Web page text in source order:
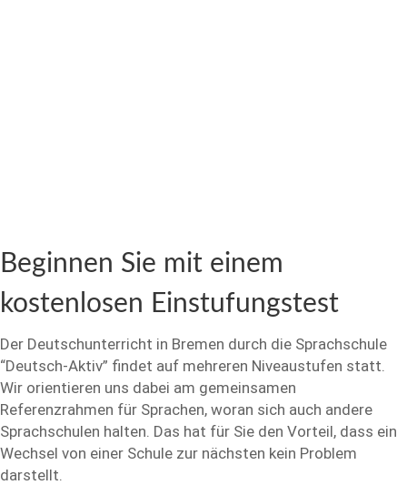
Beginnen Sie mit einem
kostenlosen Einstufungstest
Der Deutschunterricht in Bremen durch die Sprachschule
“Deutsch-Aktiv” findet auf mehreren Niveaustufen statt.
Wir orientieren uns dabei am gemeinsamen
Referenzrahmen für Sprachen, woran sich auch andere
Sprachschulen halten. Das hat für Sie den Vorteil, dass ein
Wechsel von einer Schule zur nächsten kein Problem
darstellt.